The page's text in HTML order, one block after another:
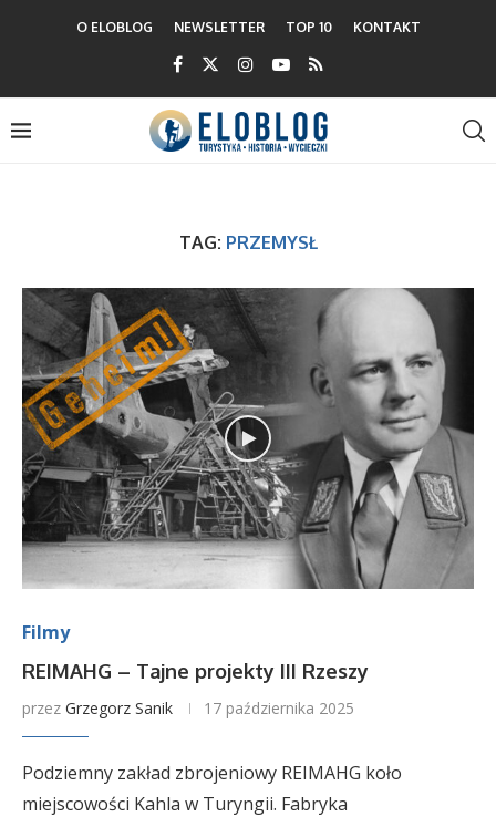
O ELOBLOG NEWSLETTER TOP 10 KONTAKT
TAG: PRZEMYSŁ
Filmy
REIMAHG – Tajne projekty III Rzeszy
przez Grzegorz Sanik 17 października 2025
Podziemny zakład zbrojeniowy REIMAHG koło
miejscowości Kahla w Turyngii. Fabryka